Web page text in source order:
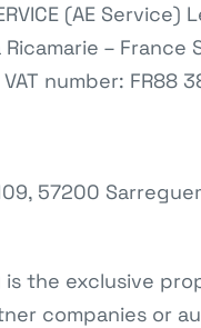
(AE Service)
– France
number: FR88
57200
the exclusive
companies or